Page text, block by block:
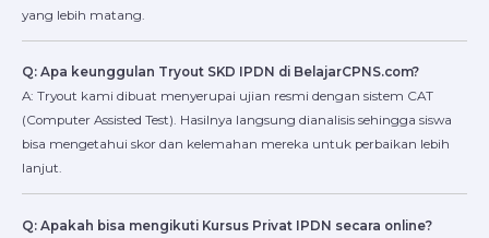
yang lebih matang.
Q: Apa keunggulan Tryout SKD IPDN di BelajarCPNS.com?
A: Tryout kami dibuat menyerupai ujian resmi dengan sistem CAT
(Computer Assisted Test). Hasilnya langsung dianalisis sehingga siswa
bisa mengetahui skor dan kelemahan mereka untuk perbaikan lebih
lanjut.
Q: Apakah bisa mengikuti Kursus Privat IPDN secara online?